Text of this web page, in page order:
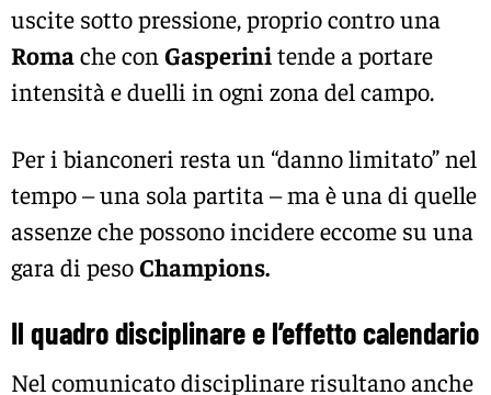
uscite sotto pressione, proprio contro una
Romache con Gasperinitende a portare
intensità e duelli in ogni zona del campo.
Per i bianconeri resta un “danno limitato” nel
tempo – una sola partita – ma è una di quelle
assenze che possono incidere eccome su una
gara di pesoChampions.
Il quadro disciplinare e l’effetto calendario
Nel comunicato disciplinare risultano anche